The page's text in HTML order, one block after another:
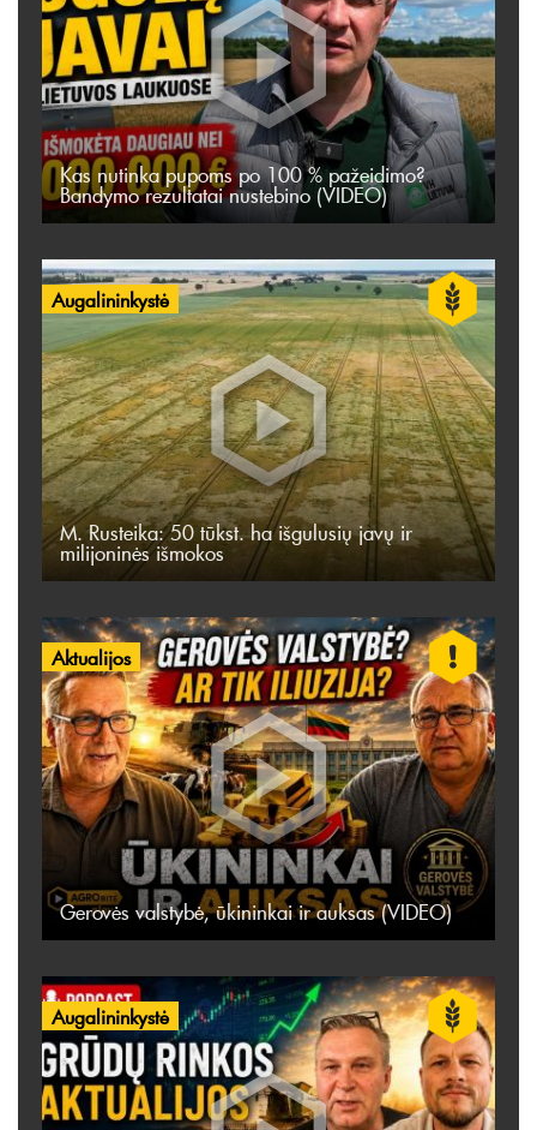
Kas nutinka pupoms po 100 % pažeidimo?
Bandymo rezultatai nustebino (VIDEO)
Augalininkystė
M. Rusteika: 50 tūkst. ha išgulusių javų ir
milijoninės išmokos
Aktualijos
Gerovės valstybė, ūkininkai ir auksas (VIDEO)
Augalininkystė